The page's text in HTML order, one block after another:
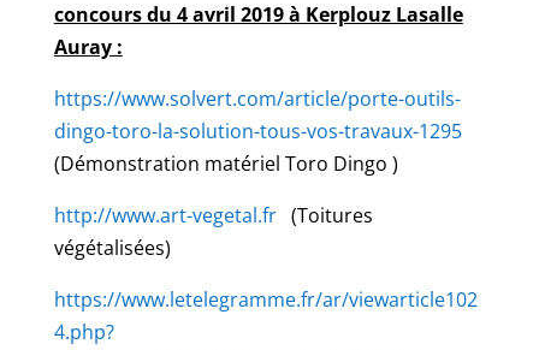
concours du 4 avril 2019 à Kerplouz Lasalle
Auray :
https://www.solvert.com/article/porte-outils-
dingo-toro-la-solution-tous-vos-travaux-1295
(Démonstration matériel Toro Dingo )
http://www.art-vegetal.fr(Toitures
végétalisées)
https://www.letelegramme.fr/ar/viewarticle102
4.php?